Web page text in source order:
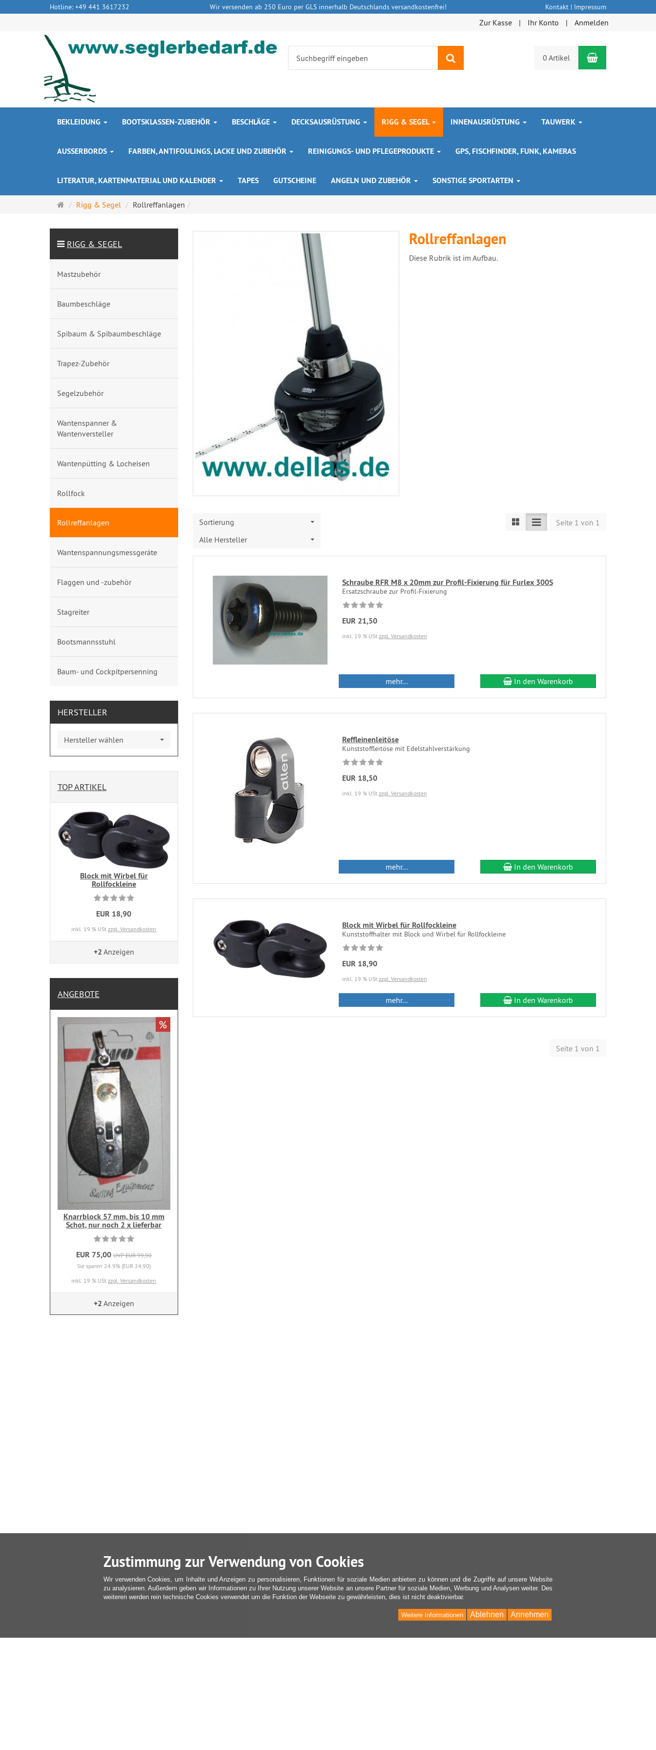
Hotline: +49 441 3617232 Wir versenden ab 250 Euro per GLS innerhalb Deutschlands versandkostenfrei! Kontakt | Impressum
Zur Kasse Ihr Konto Anmelden
0 Artikel Warenkorb
BEKLEIDUNG BOOTSKLASSEN-ZUBEHÖR BESCHLÄGE DECKSAUSRÜSTUNG RIGG & SEGEL INNENAUSRÜSTUNG TAUWERK
AUSSERBORDS FARBEN, ANTIFOULINGS, LACKE UND ZUBEHÖR REINIGUNGS- UND PFLEGEPRODUKTE GPS, FISCHFINDER, FUNK, KAMERAS
LITERATUR, KARTENMATERIAL UND KALENDER TAPES GUTSCHEINE ANGELN UND ZUBEHÖR SONSTIGE SPORTARTEN
Startseite
Rigg & Segel Rollreffanlagen
Rollreffanlagen
Diese Rubrik ist im Aufbau.
Sortierung
Alle Hersteller
Seite 1 von 1
Schraube RFR M8 x 20mm zur Profil-Fixierung für Furlex 300S
Ersatzschraube zur Profil-Fixierung
EUR 21,50
inkl. 19 % USt zzgl. Versandkosten
mehr... In den Warenkorb
Reffleinenleitöse
Kunststoffleitöse mit Edelstahlverstärkung
EUR 18,50
inkl. 19 % USt zzgl. Versandkosten
mehr... In den Warenkorb
Block mit Wirbel für Rollfockleine
Kunststoffhalter mit Block und Wirbel für Rollfockleine
EUR 18,90
inkl. 19 % USt zzgl. Versandkosten
mehr... In den Warenkorb
Seite 1 von 1
RIGG & SEGEL
Mastzubehör
Baumbeschläge
Spibaum & Spibaumbeschläge
Trapez-Zubehör
Segelzubehör
Wantenspanner &
Wantenversteller
Wantenpütting & Locheisen
Rollfock
Rollreffanlagen
Wantenspannungsmessgeräte
Flaggen und -zubehör
Stagreiter
Bootsmannsstuhl
Baum- und Cockpitpersenning
HERSTELLER
Hersteller wählen
TOP ARTIKEL
Block mit Wirbel für
Rollfockleine
EUR 18,90
inkl. 19 % UStzzgl. Versandkosten
+2 Anzeigen
ANGEBOTE
Knarrblock 57 mm, bis 10 mm
Schot, nur noch 2 x lieferbar
EUR 75,00 UVP EUR 99,90
Sie sparen 24.9% (EUR 24,90)
inkl. 19 % UStzzgl. Versandkosten
%
+2 Anzeigen
Zustimmung zur Verwendung von Cookies
Wir verwenden Cookies, um Inhalte und Anzeigen zu personalisieren, Funktionen für soziale Medien anbieten zu können und die Zugriffe auf unsere Website
zu analysieren. Außerdem geben wir Informationen zu Ihrer Nutzung unserer Website an unsere Partner für soziale Medien, Werbung und Analysen weiter. Des
weiteren werden rein technische Cookies verwendet um die Funktion der Webseite zu gewährleisten, dies ist nicht deaktivierbar.
Annehmen
Ablehnen
Weitere Informationen